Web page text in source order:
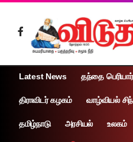
Latest News தந்தை பெரியார்
திராவிடர் கழகம் வாழ்வியல்
தமிழ்நாடு அரசியல் உலகம்